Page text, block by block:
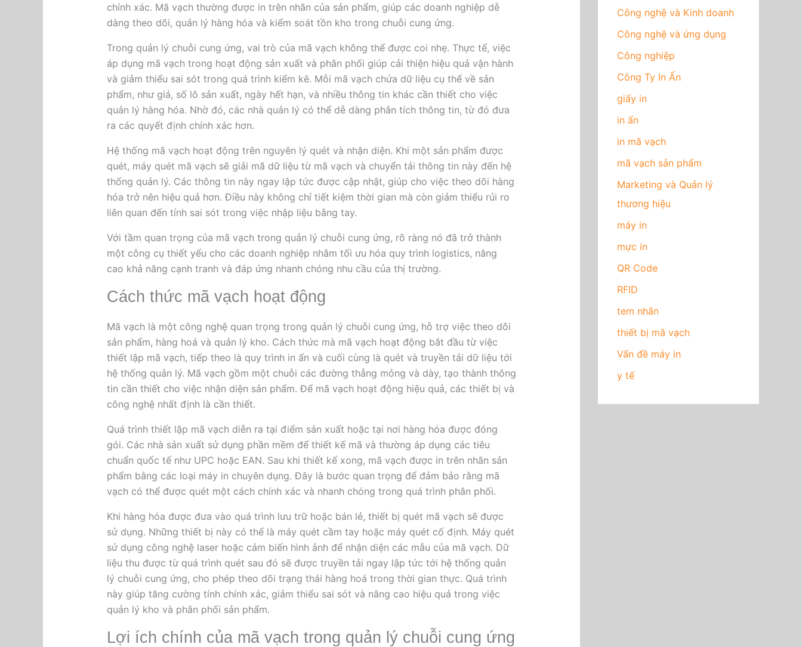
chính xác. Mã vạch thường được in trên nhãn của sản phẩm, giúp các doanh nghiệp dễ
dàng theo dõi, quản lý hàng hóa và kiểm soát tồn kho trong chuỗi cung ứng.
Trong quản lý chuỗi cung ứng, vai trò của mã vạch không thể được coi nhẹ. Thực tế, việc
áp dụng mã vạch trong hoạt động sản xuất và phân phối giúp cải thiện hiệu quả vận hành
và giảm thiểu sai sót trong quá trình kiểm kê. Mỗi mã vạch chứa dữ liệu cụ thể về sản
phẩm, như giá, số lô sản xuất, ngày hết hạn, và nhiều thông tin khác cần thiết cho việc
quản lý hàng hóa. Nhờ đó, các nhà quản lý có thể dễ dàng phân tích thông tin, từ đó đưa
ra các quyết định chính xác hơn.
Hệ thống mã vạch hoạt động trên nguyên lý quét và nhận diện. Khi một sản phẩm được
quét, máy quét mã vạch sẽ giải mã dữ liệu từ mã vạch và chuyển tải thông tin này đến hệ
thống quản lý. Các thông tin này ngay lập tức được cập nhật, giúp cho việc theo dõi hàng
hóa trở nên hiệu quả hơn. Điều này không chỉ tiết kiệm thời gian mà còn giảm thiểu rủi ro
liên quan đến tính sai sót trong việc nhập liệu bằng tay.
Với tầm quan trọng của mã vạch trong quản lý chuỗi cung ứng, rõ ràng nó đã trở thành
một công cụ thiết yếu cho các doanh nghiệp nhằm tối ưu hóa quy trình logistics, nâng
cao khả năng cạnh tranh và đáp ứng nhanh chóng nhu cầu của thị trường.
Cách thức mã vạch hoạt động
Mã vạch là một công nghệ quan trọng trong quản lý chuỗi cung ứng, hỗ trợ việc theo dõi
sản phẩm, hàng hoá và quản lý kho. Cách thức mà mã vạch hoạt động bắt đầu từ việc
thiết lập mã vạch, tiếp theo là quy trình in ấn và cuối cùng là quét và truyền tải dữ liệu tới
hệ thống quản lý. Mã vạch gồm một chuỗi các đường thẳng mỏng và dày, tạo thành thông
tin cần thiết cho việc nhận diện sản phẩm. Để mã vạch hoạt động hiệu quả, các thiết bị và
công nghệ nhất định là cần thiết.
Quá trình thiết lập mã vạch diễn ra tại điểm sản xuất hoặc tại nơi hàng hóa được đóng
gói. Các nhà sản xuất sử dụng phần mềm để thiết kế mã và thường áp dụng các tiêu
chuẩn quốc tế như UPC hoặc EAN. Sau khi thiết kế xong, mã vạch được in trên nhãn sản
phẩm bằng các loại máy in chuyên dụng. Đây là bước quan trọng để đảm bảo rằng mã
vạch có thể được quét một cách chính xác và nhanh chóng trong quá trình phân phối.
Khi hàng hóa được đưa vào quá trình lưu trữ hoặc bán lẻ, thiết bị quét mã vạch sẽ được
sử dụng. Những thiết bị này có thể là máy quét cầm tay hoặc máy quét cố định. Máy quét
sử dụng công nghệ laser hoặc cảm biến hình ảnh để nhận diện các mẫu của mã vạch. Dữ
liệu thu được từ quá trình quét sau đó sẽ được truyền tải ngay lập tức tới hệ thống quản
lý chuỗi cung ứng, cho phép theo dõi trạng thái hàng hoá trong thời gian thực. Quá trình
này giúp tăng cường tính chính xác, giảm thiểu sai sót và nâng cao hiệu quả trong việc
quản lý kho và phân phối sản phẩm.
Lợi ích chính của mã vạch trong quản lý chuỗi cung ứng
Công nghệ và Kinh doanh
Công nghệ và ứng dụng
Công nghiệp
Công Ty In Ấn
giấy in
in ấn
in mã vạch
mã vạch sản phẩm
Marketing và Quản lý
thương hiệu
máy in
mực in
QR Code
RFID
tem nhãn
thiết bị mã vạch
Vấn đề máy in
y tế